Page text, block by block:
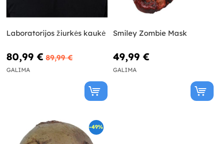
Laboratorijos žiurkės kaukė
80,99 € 89,99 €
GALIMA
Smiley Zombie Mask
49,99 €
GALIMA
-49%